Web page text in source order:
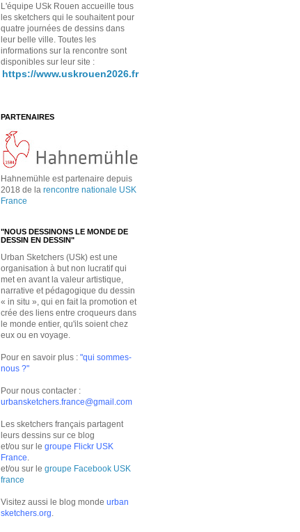
L'équipe USk Rouen accueille tous
les sketchers qui le souhaitent pour
quatre journées de dessins dans
leur belle ville. Toutes les
informations sur la rencontre sont
disponibles sur leur site :
https://www.uskrouen2026.fr
PARTENAIRES
Hahnemühle est partenaire depuis
2018 de la rencontre nationale USK
France
"NOUS DESSINONS LE MONDE DE
DESSIN EN DESSIN"
Urban Sketchers (USk) est une
organisation à but non lucratif qui
met en avant la valeur artistique,
narrative et pédagogique du dessin
« in situ », qui en fait la promotion et
crée des liens entre croqueurs dans
le monde entier, qu'ils soient chez
eux ou en voyage.
Pour en savoir plus : "qui sommes-
nous ?"
Pour nous contacter :
urbansketchers.france@gmail.com
Les sketchers français partagent
leurs dessins sur ce blog
et/ou sur le groupe Flickr USK
France
et/ou sur le groupe Facebook USK
france
Visitez aussi le blog monde urban
sketchers.org